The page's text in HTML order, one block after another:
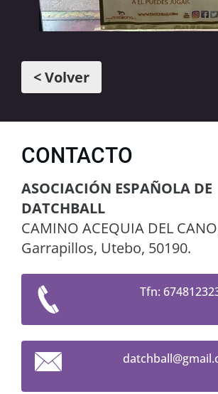
< Volver
CONTACTO
ASOCIACIÓN ESPAÑOLA DE
DATCHBALL
CAMINO ACEQUIA DEL
Garrapillos, Utebo, 50190.
Tfn:
datchball@gmail.